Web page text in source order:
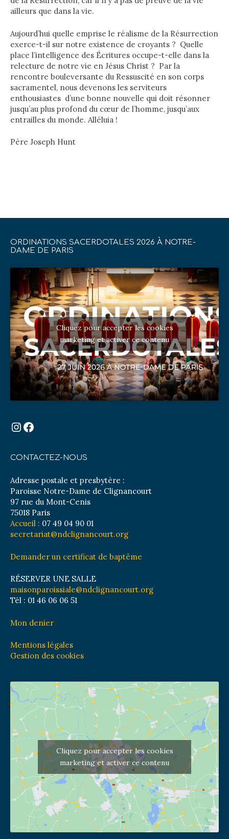
ailleurs que dans la vie.
Aujourd’hui quelle emprise le réalisme de la Résurrection
exerce-t-il sur notre existence de croyants ? Quelle
place l’intelligence des Écritures occupe-t-elle dans la
relecture de notre vie en Jésus Christ ? Par la
rencontre bouleversante du Ressuscité en son corps
sacramentel, nous devenons les serviteurs
enthousiastes d’une bonne nouvelle qui doit résonner
jusqu’au plus profond du cœur de l’homme, jusqu’aux
entrailles du monde. Alléluia !
Père Joseph Hunt
ORDINATIONS SACERDOTALES 2026 À NOTRE-
DAME DE PARIS
Cliquez pour accepter les cookies
marketing et activer ce contenu
Instagram
Facebook
CONTACTEZ-NOUS
Adresse postale et presbytère :
Paroisse Notre-Dame de Clignancourt
97 rue du Mont-Cenis
75018 Paris
Accueil : 07 49 04 90 01
secretariat@ndclignancourt.org
Demander un certificat de baptême
RÉSERVER UNE SALLE
maisonparoissiale@ndclignancourt.org
Tél : 01 46 06 06 51
Mon denier
Mentions légales
Gestion des cookies
Cliquez pour accepter les cookies
marketing et activer ce contenu